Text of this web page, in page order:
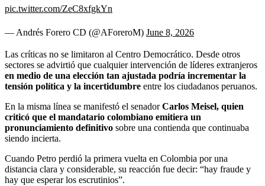
pic.twitter.com/ZeC8xfgkYn
— Andrés Forero CD (@AForeroM) June 8, 2026
Las críticas no se limitaron al Centro Democrático. Desde otros
sectores se advirtió que cualquier intervención de líderes extranjeros
en medio de una elección tan ajustada podría incrementar la
tensión política y la incertidumbre entre los ciudadanos peruanos.
En la misma línea se manifestó el senadorCarlos Meisel, quien
criticó que el mandatario colombiano emitiera un
pronunciamiento definitivo sobre una contienda que continuaba
siendo incierta.
Cuando Petro perdió la primera vuelta en Colombia por una
distancia clara y considerable, su reacción fue decir: “hay fraude y
hay que esperar los escrutinios”.